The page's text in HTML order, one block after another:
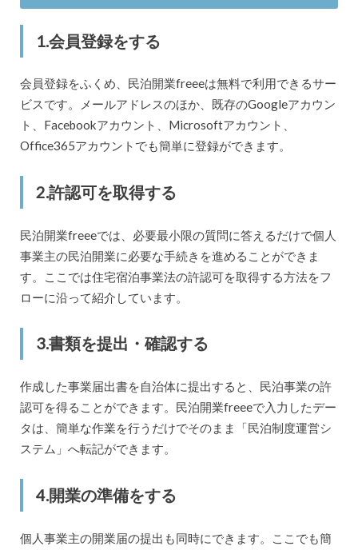
1.会員登録をする
会員登録をふくめ、民泊開業freeeは無料で利用できるサー
ビスです。メールアドレスのほか、既存のGoogleアカウン
ト、Facebookアカウント、Microsoftアカウント、
Office365アカウントでも簡単に登録ができます。
2.許認可を取得する
民泊開業freeeでは、必要最小限の質問に答えるだけで個人
事業主の民泊開業に必要な手続きを進めることができま
す。ここでは住宅宿泊事業法の許認可を取得する方法をフ
ローに沿って紹介しています。
3.書類を提出・確認する
作成した事業届出書を自治体に提出すると、民泊事業の許
認可を得ることができます。民泊開業freeeで入力したデー
タは、簡単な作業を行うだけでそのまま「民泊制度運営シ
ステム」へ転記ができます。
4.開業の準備をする
個人事業主の開業届の提出も同時にできます。ここでも簡